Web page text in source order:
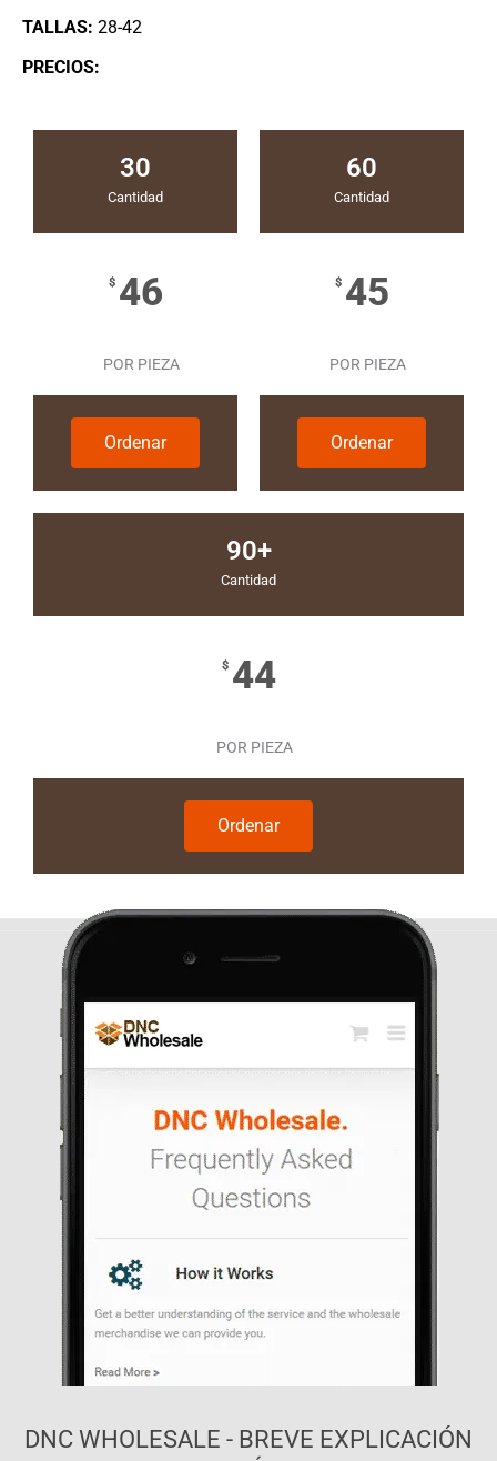
TALLAS: 28-42
PRECIOS:
30
Cantidad
$ 46
POR PIEZA
Ordenar
60
Cantidad
$ 45
POR PIEZA
Ordenar
90+
Cantidad
$ 44
POR PIEZA
Ordenar
DNC WHOLESALE - BREVE EXPLICACIÓN